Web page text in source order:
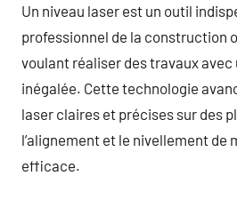
Un niveau laser est un outil
professionnel de la construction
voulant réaliser des travaux avec
inégalée. Cette technologie
laser claires et précises sur des
l’alignement et le nivellement de
efficace.